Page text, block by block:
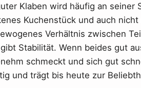
Klaben wird häufig an
Kuchenstück und auch
Verhältnis zwischen
Stabilität. Wenn beides gut
schmeckt und sich gut
und trägt bis heute zur